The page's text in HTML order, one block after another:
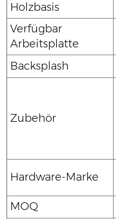
Holzbasis
Verfügbar
Arbeitsplatte
Backsplash
Zubehör
Hardware-Marke
MOQ